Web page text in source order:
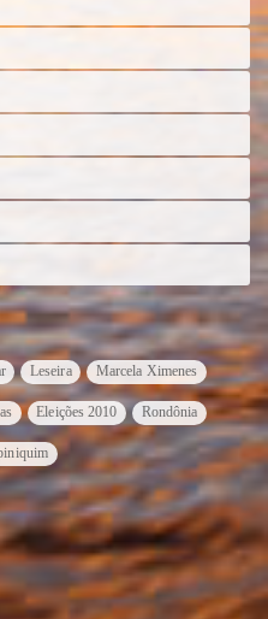
Leseira Marcela Ximenes
Eleições 2010 Rondônia